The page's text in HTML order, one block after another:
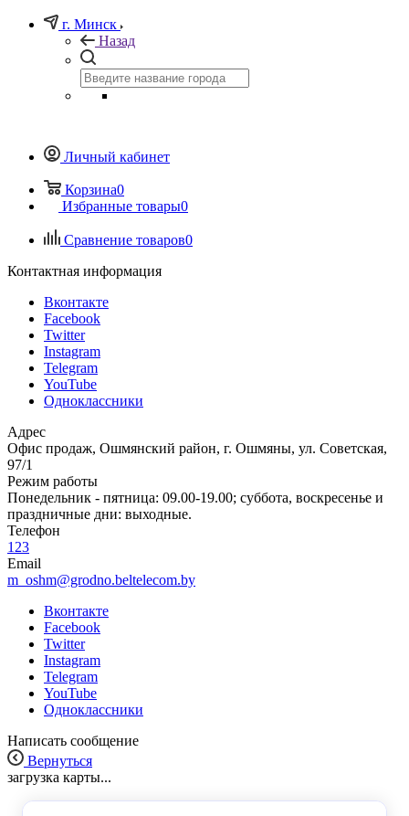
г. Минск
Назад
Личный кабинет
Корзина0
Избранные товары0
Сравнение товаров0
Контактная информация
Вконтакте
Facebook
Twitter
Instagram
Telegram
YouTube
Одноклассники
Адрес
Офис продаж, Ошмянский район, г. Ошмяны, ул. Советская,
97/1
Режим работы
Понедельник - пятница: 09.00-19.00; суббота, воскресенье и
праздничные дни: выходные.
Телефон
123
Email
m_oshm@grodno.beltelecom.by
Вконтакте
Facebook
Twitter
Instagram
Telegram
YouTube
Одноклассники
Написать сообщение
Вернуться
загрузка карты...